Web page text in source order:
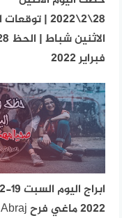
28\2\2022 |
الاثنين
فبراير 2022